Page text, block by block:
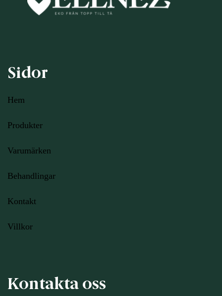
Sidor
Hem
Produkter
Varumärken
Behandlingar
Kontakt
Villkor
Kontakta oss